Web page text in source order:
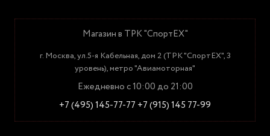
Магазин в ТРК "СпортЕХ"
г. Москва, ул.5-я Кабельная, дом 2 (ТРК "СпортЕХ", 3
уровень), метро "Авиамоторная"
Ежедневно с 10:00 до 21:00
+7 (495) 145-77-77 +7 (915) 145 77-99